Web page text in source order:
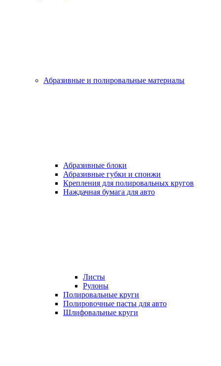
Абразивные и полировальные материалы
Абразивные блоки
Абразивные губки и спонжи
Крепления для полировальных кругов
Наждачная бумага для авто
Листы
Рулоны
Полировальные круги
Полировочные пасты для авто
Шлифовальные круги